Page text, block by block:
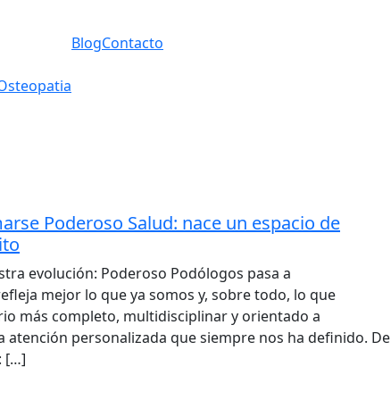
BlogContacto
Poderoso Salud: nace un espacio de
evolución: Poderoso Podólogos pasa a
mejor lo que ya somos y, sobre todo, lo que
más completo, multidisciplinar y orientado a
atención personalizada que siempre nos ha definido. De
[…]